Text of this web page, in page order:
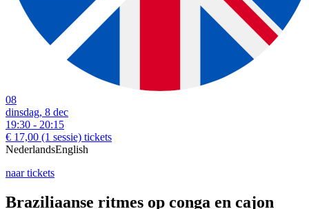
08
dinsdag, 8 dec
19:30 - 20:15
€ 17,00 (1 sessie) tickets
NederlandsEnglish
naar tickets
Braziliaanse ritmes op conga en cajon